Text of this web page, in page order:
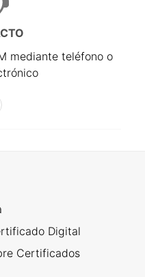
mediante teléfono o
Digital
Certificados